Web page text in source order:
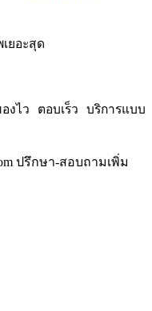
ยอะสุด
งไว ตอบเร็ว บริการแบบ
ปรึกษา-สอบถามเพิ่ม